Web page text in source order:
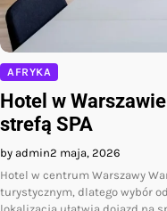
AFRYKA
Hotel w
strefą SPA
by admin2 maja, 2026
Hotel w centrum Warszawy
turystycznym, dlatego wybór